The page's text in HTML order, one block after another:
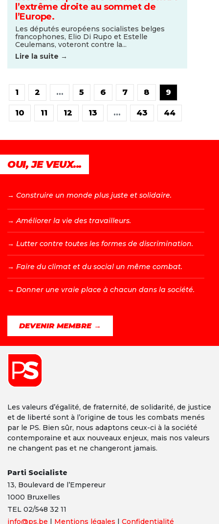
l’extrême droite au sommet de
l’Europe.
Les députés européens socialistes belges
francophones, Elio Di Rupo et Estelle
Ceulemans, voteront contre la...
Lire la suite →
1 2 … 5 6 7 8 9
10 11 12 13 … 43 44
Les valeurs d’égalité, de fraternité, de solidarité, de justice
et de liberté sont à l’origine de tous les combats menés
par le PS. Bien sûr, nous adaptons ceux-ci à la société
contemporaine et aux nouveaux enjeux, mais nos valeurs
ne changent pas et ne changeront jamais.
Parti Socialiste
13, Boulevard de l’Empereur
1000 Bruxelles
TEL 02/548 32 11
info@ps.be | Mentions légales | Confidentialité
OUI, JE VEUX...
→ Construire un monde plus juste et solidaire.
→ Améliorer la vie des travailleurs.
→ Lutter contre toutes les formes de discrimination.
→ Faire du climat et du social un même combat.
→ Donner une vraie place à chacun dans la société.
DEVENIR MEMBRE →